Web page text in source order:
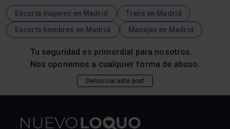
Tu seguridad es primordial para nosotros.
Nos oponemos a cualquier forma de abuso.
Denunciar este post
Escorts mujeres en Madrid
Trans en Madrid
Escorts hombres en Madrid
Masajes en Madrid